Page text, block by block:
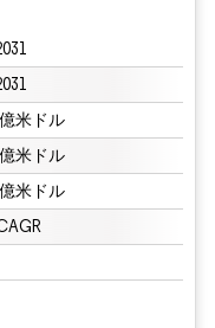
米ドル
米ドル
米ドル
4.0の表示が必要です。